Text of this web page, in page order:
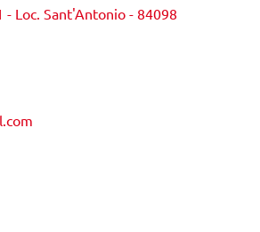
- Loc. Sant'Antonio - 84098
pagina Facebook
nostro profilo Instagram